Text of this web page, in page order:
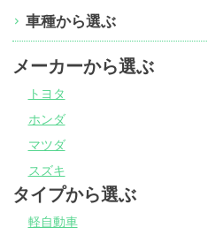
車種から選ぶ
メーカーから選ぶ
トヨタ
ホンダ
マツダ
スズキ
タイプから選ぶ
軽自動車